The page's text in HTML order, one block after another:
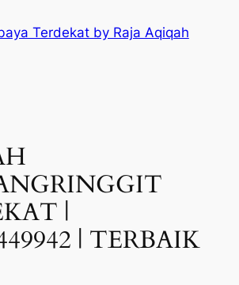
Terdekat by Raja Aqiqah
|
| TERBAIK